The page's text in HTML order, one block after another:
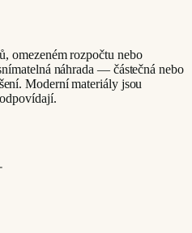
omezeném rozpočtu nebo
náhrada — částečná nebo
Moderní materiály jsou